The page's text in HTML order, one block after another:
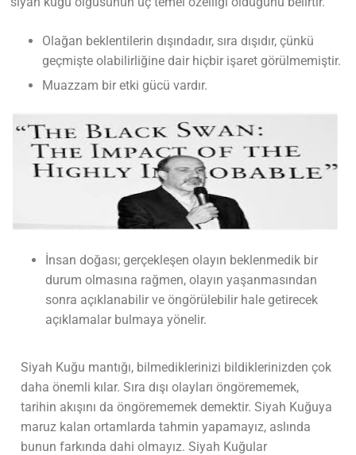
Olağan beklentilerin dışındadır, sıra dışıdır, çünkü
geçmişte olabilirliğine dair hiçbir işaret görülmemiştir.
Muazzam bir etki gücü vardır.
İnsan doğası; gerçekleşen olayın beklenmedik bir
durum olmasına rağmen, olayın yaşanmasından
sonra açıklanabilir ve öngörülebilir hale getirecek
açıklamalar bulmaya yönelir.
Siyah Kuğu mantığı, bilmediklerinizi bildiklerinizden çok
daha önemli kılar. Sıra dışı olayları öngörememek,
tarihin akışını da öngörememek demektir. Siyah Kuğuya
maruz kalan ortamlarda tahmin yapamayız, aslında
bunun farkında dahi olmayız. Siyah Kuğular